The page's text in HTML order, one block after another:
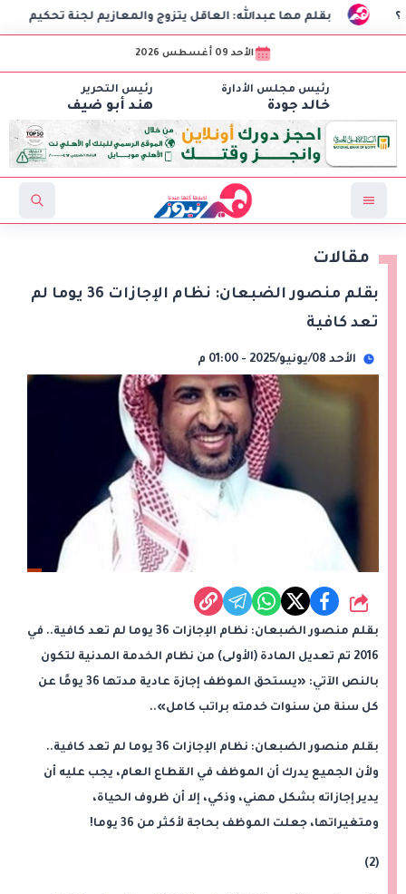
بقلم مها عبدالله: العاقل يتزوج والمعازيم لجنة تحكيم
الأحد 09 أغسطس 2026
رئيس مجلس الأدارة
خالد جودة
رئيس التحرير
هند أبو ضيف
مقالات
بقلم منصور الضبعان: نظام الإجازات 36 يوما لم
تعد كافية
الأحد 08/يونيو/2025 - 01:00 م
شارك
بقلم منصور الضبعان: نظام الإجازات 36 يوما لم تعد كافية.. في
2016 تم تعديل المادة (الأولى) من نظام الخدمة المدنية لتكون
بالنص الآتي: «يستحق الموظف إجازة عادية مدتها 36 يومًا عن
كل سنة من سنوات خدمته براتب كامل»..
بقلم منصور الضبعان: نظام الإجازات 36 يوما لم تعد كافية..
ولأن الجميع يدرك أن الموظف في القطاع العام، يجب عليه أن
يدير إجازاته بشكل مهني، وذكي، إلا أن ظروف الحياة،
ومتغيراتها، جعلت الموظف بحاجة لأكثر من 36 يوما!
(2)